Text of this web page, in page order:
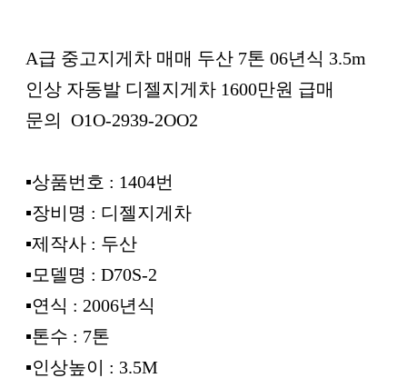
본문
A급 중고지게차 매매 두산 7톤 06년식 3.5m
인상 자동발 디젤지게차 1600만원 급매
문의 O1O-2939-2OO2
▪︎상품번호 : 1404번
▪︎장비명 : 디젤지게차
▪︎제작사 : 두산
▪︎모델명 : D70S-2
▪︎연식 : 2006년식
▪︎톤수 : 7톤
▪︎인상높이 : 3.5M